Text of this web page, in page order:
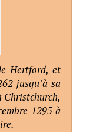
Hertford, et
jusqu’à sa
1295 à